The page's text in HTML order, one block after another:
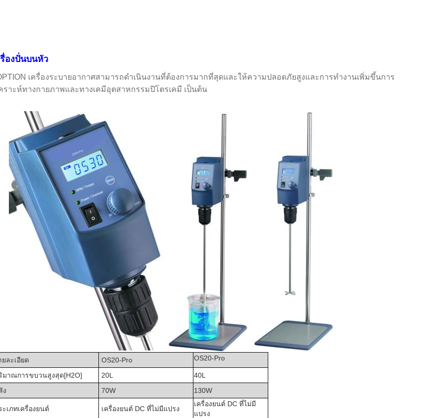
องปั่นบนหัว
เครื่องระบายอากาศสามารถดําเนินงานที่ต้องการมากที่สุดและให้ความปลอดภัยสูงและการทํางานเพิ่มขึ้นการ
ราะห์ทางกายภาพและทางเคมีอุตสาหกรรมปิโตรเคมี เป็นต้น
ยละเอียด OS20-Pro OS20-Pro
มาณการขบวนสูงสุด[H2O] 20L
40L
ง
70W 130W
ะเภทเครื่องยนต์ เครื่องยนต์ DC ที่ไม่มีแปรง
เครื่องยนต์ DC ที่ไม่มี
แปรง